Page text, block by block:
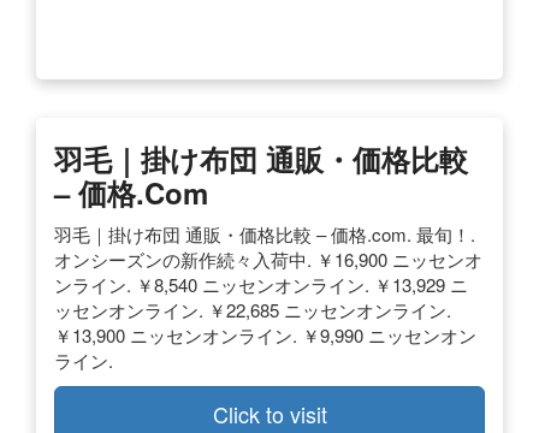
羽毛｜掛け布団 通販・価格比較
– 価格.com
羽毛｜掛け布団 通販・価格比較 – 価格.com. 最旬！.
オンシーズンの新作続々入荷中. ￥16,900 ニッセンオ
ンライン. ￥8,540 ニッセンオンライン. ￥13,929 ニ
ッセンオンライン. ￥22,685 ニッセンオンライン.
￥13,900 ニッセンオンライン. ￥9,990 ニッセンオン
ライン.
Click to visit